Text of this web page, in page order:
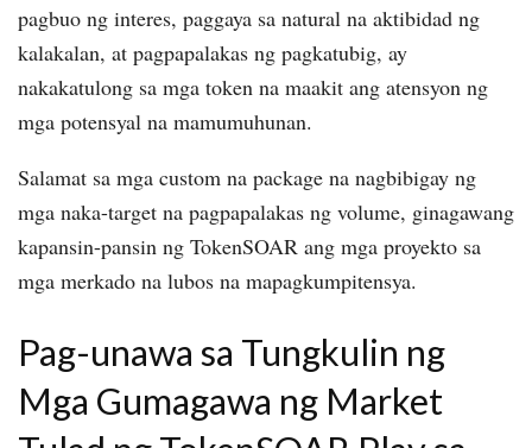
pagbuo ng interes, paggaya sa natural na aktibidad ng
kalakalan, at pagpapalakas ng pagkatubig, ay
nakakatulong sa mga token na maakit ang atensyon ng
mga potensyal na mamumuhunan.
Salamat sa mga custom na package na nagbibigay ng
mga naka-target na pagpapalakas ng volume, ginagawang
kapansin-pansin ng TokenSOAR ang mga proyekto sa
mga merkado na lubos na mapagkumpitensya.
Pag-unawa sa Tungkulin ng
Mga Gumagawa ng Market